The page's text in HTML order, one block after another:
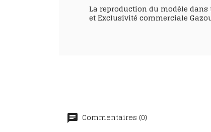
La reproduction du modèle
et Exclusivité commerciale
Commentaires (0)